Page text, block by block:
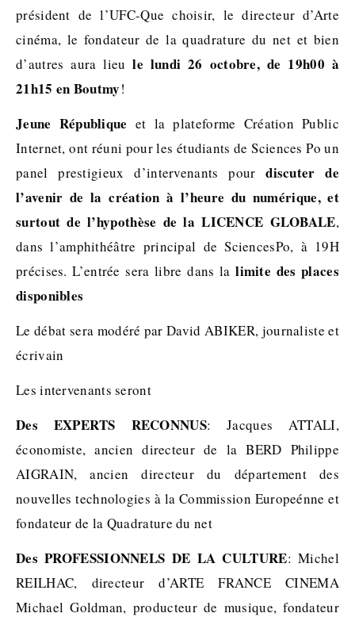
président de l’UFC-Que choisir, le directeur d’Arte
cinéma, le fondateur de la quadrature du net et bien
d’autres aura lieule lundi 26 octobre, de 19h00 à
21h15 en Boutmy!
Jeune République et la plateforme Création Public
Internet, ont réuni pour les étudiants de Sciences Po un
panel prestigieux d’intervenants pourdiscuter de
l’avenir de la création à l’heure du numérique, et
surtout de l’hypothèse de la LICENCE GLOBALE,
dans l’amphithéâtre principal de SciencesPo, à 19H
précises. L’entrée sera libre dans lalimite des places
disponibles
Le débat sera modéré par David ABIKER, journaliste et
écrivain
Les intervenants seront
Des EXPERTS RECONNUS: Jacques ATTALI,
économiste, ancien directeur de la BERD Philippe
AIGRAIN, ancien directeur du département des
nouvelles technologies à la Commission Europeénne et
fondateur de la Quadrature du net
Des PROFESSIONNELS DE LA CULTURE: Michel
REILHAC, directeur d’ARTE FRANCE CINEMA
Michael Goldman, producteur de musique, fondateur